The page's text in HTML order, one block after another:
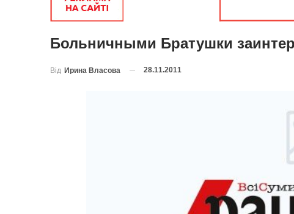
Больничными Братушки
Від Ирина Власова 28.11.2011